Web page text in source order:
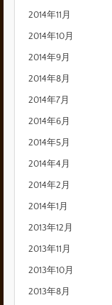
2014年11月
2014年10月
2014年9月
2014年8月
2014年7月
2014年6月
2014年5月
2014年4月
2014年2月
2014年1月
2013年12月
2013年11月
2013年10月
2013年8月